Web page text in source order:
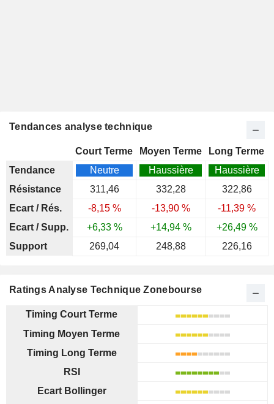
Tendances analyse technique
Court Terme Moyen Terme
Long Terme
Tendance
Neutre Haussière
Haussière
Résistance
311,46 332,28
322,86
Ecart / Rés.
-8,15 % -13,90 %
-11,39 %
Ecart / Supp.
+6,33 % +14,94 %
+26,49 %
Support
269,04 248,88 226,16
Ratings Analyse Technique Zonebourse
Timing Court Terme
Timing Moyen Terme
Timing Long Terme
RSI
Ecart Bollinger